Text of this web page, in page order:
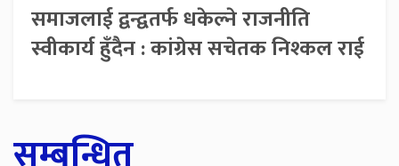
समाजलाई द्वन्द्वतर्फ धकेल्ने राजनीति
स्वीकार्य हुँदैन : कांग्रेस सचेतक निश्कल राई